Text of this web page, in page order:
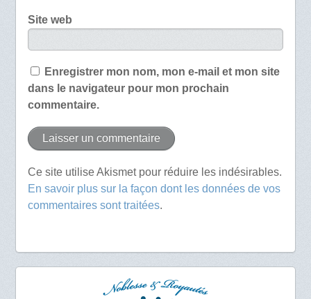
Site web
Enregistrer mon nom, mon e-mail et mon site
dans le navigateur pour mon prochain
commentaire.
Ce site utilise Akismet pour réduire les indésirables.
En savoir plus sur la façon dont les données de vos
commentaires sont traitées.